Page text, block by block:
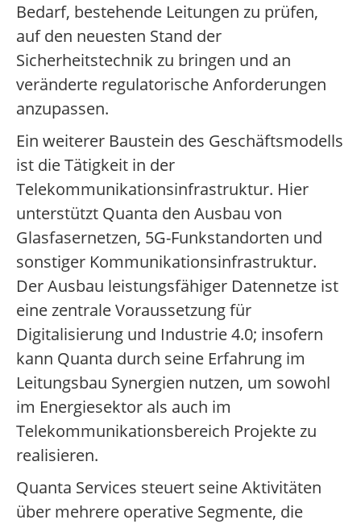
Bedarf, bestehende Leitungen zu prüfen,
auf den neuesten Stand der
Sicherheitstechnik zu bringen und an
veränderte regulatorische Anforderungen
anzupassen.
Ein weiterer Baustein des Geschäftsmodells
ist die Tätigkeit in der
Telekommunikationsinfrastruktur. Hier
unterstützt Quanta den Ausbau von
Glasfasernetzen, 5G-Funkstandorten und
sonstiger Kommunikationsinfrastruktur.
Der Ausbau leistungsfähiger Datennetze ist
eine zentrale Voraussetzung für
Digitalisierung und Industrie 4.0; insofern
kann Quanta durch seine Erfahrung im
Leitungsbau Synergien nutzen, um sowohl
im Energiesektor als auch im
Telekommunikationsbereich Projekte zu
realisieren.
Quanta Services steuert seine Aktivitäten
über mehrere operative Segmente, die